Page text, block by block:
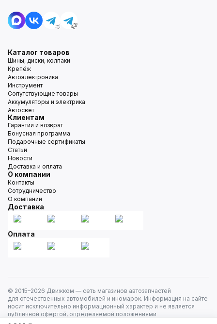
Каталог товаров
Шины, диски, колпаки
Крепёж
Автоэлектроника
Инструмент
Сопутствующие товары
Аккумуляторы и электрика
Автосвет
Клиентам
Гарантии и возврат
Бонусная программа
Подарочные сертификаты
Статьи
Новости
Доставка и оплата
О компании
Контакты
Сотрудничество
О компании
Доставка
Оплата
© 2015–2026 Движком — сеть магазинов автозапчастей
для отечественных автомобилей и иномарок. Информация на сайте
носит исключительно информационный характер и не является
публичной офертой, определяемой положениями